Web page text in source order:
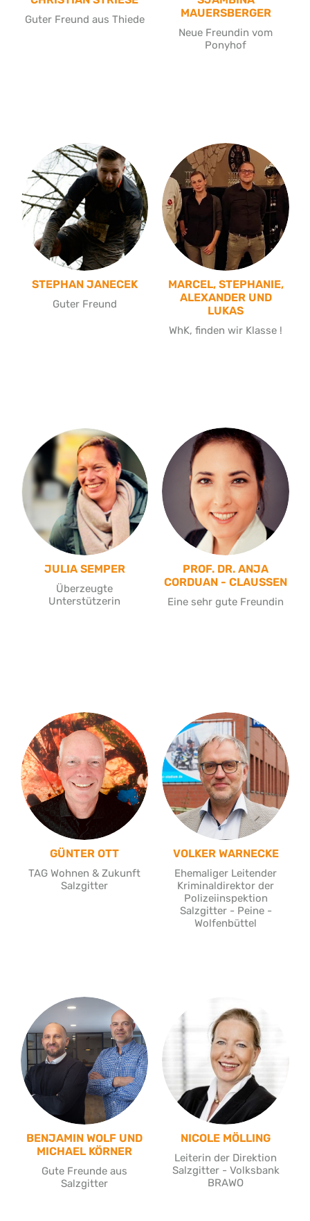
Guter Freund aus Thiede
MAUERSBERGER
Neue Freundin vom
Ponyhof
STEPHAN JANECEK
Guter Freund
MARCEL, STEPHANIE,
ALEXANDER UND
LUKAS
WhK, finden wir Klasse !
JULIA SEMPER
Überzeugte
Unterstützerin
PROF. DR. ANJA
CORDUAN - CLAUSSEN
Eine sehr gute Freundin
GÜNTER OTT
TAG Wohnen & Zukunft
Salzgitter
VOLKER WARNECKE
Ehemaliger Leitender
Kriminaldirektor der
Polizeiinspektion
Salzgitter - Peine -
Wolfenbüttel
BENJAMIN WOLF UND
MICHAEL KÖRNER
Gute Freunde aus
Salzgitter
NICOLE MÖLLING
Leiterin der Direktion
Salzgitter - Volksbank
BRAWO